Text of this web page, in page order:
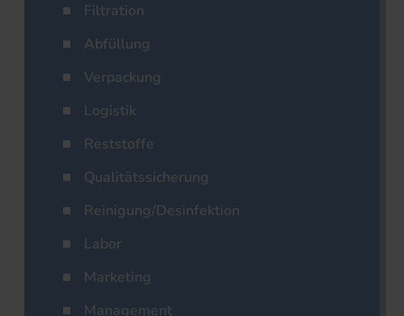
Filtration
Abfüllung
Verpackung
Logistik
Reststoffe
Qualitätssicherung
Reinigung/Desinfektion
Labor
Marketing
Management